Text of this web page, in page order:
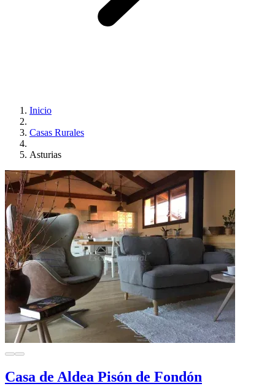
Inicio
Casas Rurales
Asturias
Casa de Aldea Pisón de Fondón